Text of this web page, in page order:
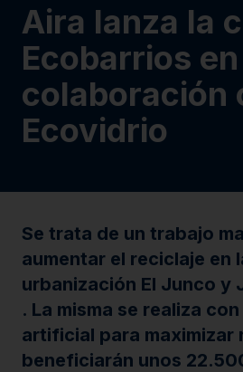
Aira lanza la
Ecobarrios en
colaboración
Ecovidrio
Se trata de un trabajo
aumentar el reciclaje en
urbanización El Junco y
. La misma se realiza
artificial para maximizar
beneficiarán unos